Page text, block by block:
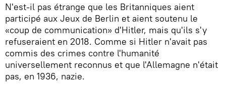
N'est-il pas étrange que les Britanniques aient
participé aux Jeux de Berlin et aient soutenu le
«coup de communication» d'Hitler, mais qu'ils s'y
refuseraient en 2018. Comme si Hitler n'avait pas
commis des crimes contre l'humanité
universellement reconnus et que l'Allemagne n'était
pas, en 1936, nazie.